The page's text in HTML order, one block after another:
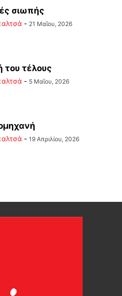
σιωπής
- 21 Μαΐου, 2026
του τέλους
- 5 Μαΐου, 2026
- 19 Απριλίου, 2026